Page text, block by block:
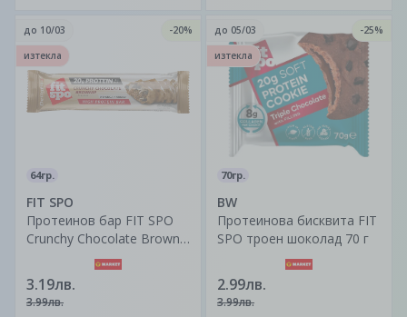
64гр.
FIT SPO
Протеинов бар FIT SPO
Crunchy Chocolate Brownie
31% protein 64 гр.
3.19лв.
3.99лв.
до 10/03
-20%
изтекла
70гр.
BW
Протеинова бисквита FIT
SPO троен шоколад 70 г
2.99лв.
3.99лв.
до 05/03
-25%
изтекла